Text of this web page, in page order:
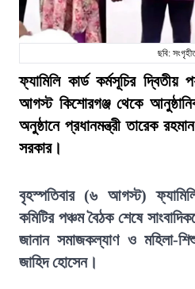
ছবি:
ফ্যামিলি কার্ড কর্মসূচির দ্বিতীয়
আগস্ট কিশোরগঞ্জ থেকে
অনুষ্ঠানে প্রধানমন্ত্রী তারেক
সরকার।
বৃহস্পতিবার (৬ আগস্ট) ফ্যামিলি
কমিটির পঞ্চম বৈঠক শেষে
জানান সমাজকল্যাণ ও মহিলা-
জাহিদ হোসেন।